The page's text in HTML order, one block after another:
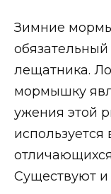
Зимние
лещатника.
мормышку
ужения этой
используется
Существуют и